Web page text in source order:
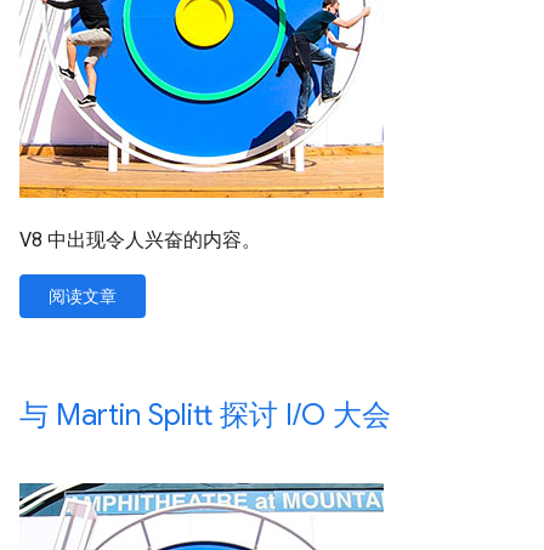
V8 中出现令人兴奋的内容。
阅读文章
与 Martin Splitt 探讨 I/O 大会